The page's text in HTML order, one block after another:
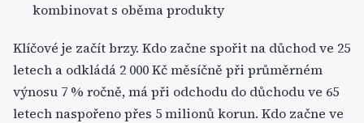
kombinovat s oběma produkty
Klíčové je začít brzy. Kdo začne spořit na důchod ve 25
letech a odkládá 2 000 Kč měsíčně při průměrném
výnosu 7 % ročně, má při odchodu do důchodu ve 65
letech naspořeno přes 5 milionů korun. Kdo začne ve